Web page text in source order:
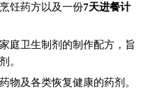
饪药方以及一份7天进餐计
庭卫生制剂的制作配方，旨
。
物及各类恢复健康的药剂。